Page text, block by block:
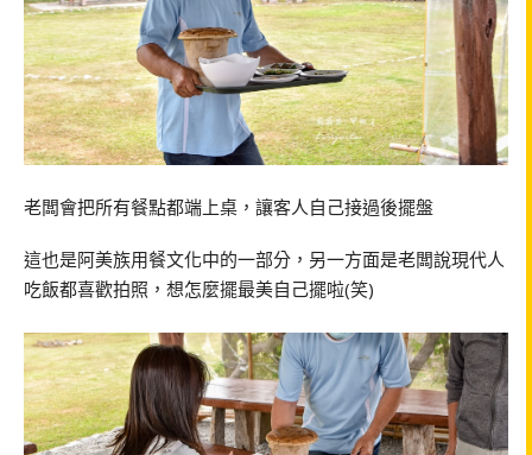
老闆會把所有餐點都端上桌，讓客人自己接過後擺盤
這也是阿美族用餐文化中的一部分，另一方面是老闆說現代人
吃飯都喜歡拍照，想怎麼擺最美自己擺啦(笑)